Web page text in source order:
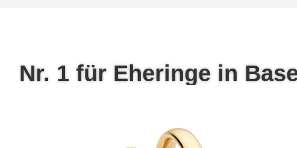
Nr. 1 für Eheringe in